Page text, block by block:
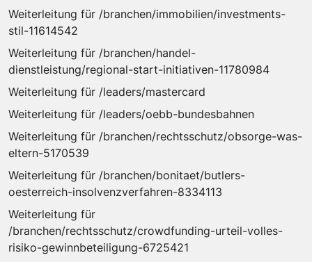
Weiterleitung für /branchen/immobilien/investments-
stil-11614542
Weiterleitung für /branchen/handel-
dienstleistung/regional-start-initiativen-11780984
Weiterleitung für /leaders/mastercard
Weiterleitung für /leaders/oebb-bundesbahnen
Weiterleitung für /branchen/rechtsschutz/obsorge-was-
eltern-5170539
Weiterleitung für /branchen/bonitaet/butlers-
oesterreich-insolvenzverfahren-8334113
Weiterleitung für
/branchen/rechtsschutz/crowdfunding-urteil-volles-
risiko-gewinnbeteiligung-6725421